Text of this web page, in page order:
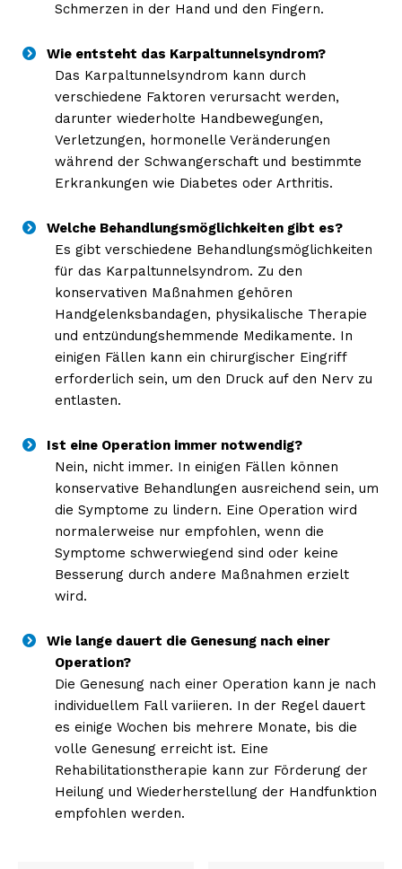
Schmerzen in der Hand und den Fingern.
Wie entsteht das Karpaltunnelsyndrom?
Das Karpaltunnelsyndrom kann durch
verschiedene Faktoren verursacht werden,
darunter wiederholte Handbewegungen,
Verletzungen, hormonelle Veränderungen
während der Schwangerschaft und bestimmte
Erkrankungen wie Diabetes oder Arthritis.
Welche Behandlungsmöglichkeiten gibt es?
Es gibt verschiedene Behandlungsmöglichkeiten
für das Karpaltunnelsyndrom. Zu den
konservativen Maßnahmen gehören
Handgelenksbandagen, physikalische Therapie
und entzündungshemmende Medikamente. In
einigen Fällen kann ein chirurgischer Eingriff
erforderlich sein, um den Druck auf den Nerv zu
entlasten.
Ist eine Operation immer notwendig?
Nein, nicht immer. In einigen Fällen können
konservative Behandlungen ausreichend sein, um
die Symptome zu lindern. Eine Operation wird
normalerweise nur empfohlen, wenn die
Symptome schwerwiegend sind oder keine
Besserung durch andere Maßnahmen erzielt
wird.
Wie lange dauert die Genesung nach einer
Operation?
Die Genesung nach einer Operation kann je nach
individuellem Fall variieren. In der Regel dauert
es einige Wochen bis mehrere Monate, bis die
volle Genesung erreicht ist. Eine
Rehabilitationstherapie kann zur Förderung der
Heilung und Wiederherstellung der Handfunktion
empfohlen werden.